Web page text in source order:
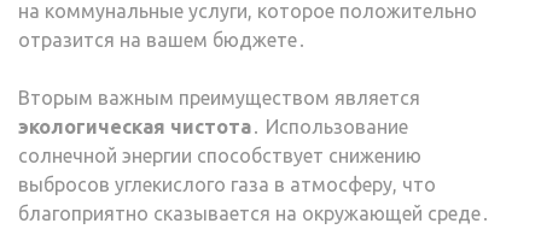
на коммунальные услуги, которое положительно
отразится на вашем бюджете․
Вторым важным преимуществом является
экологическая чистота․ Использование
солнечной энергии способствует снижению
выбросов углекислого газа в атмосферу, что
благоприятно сказывается на окружающей среде․